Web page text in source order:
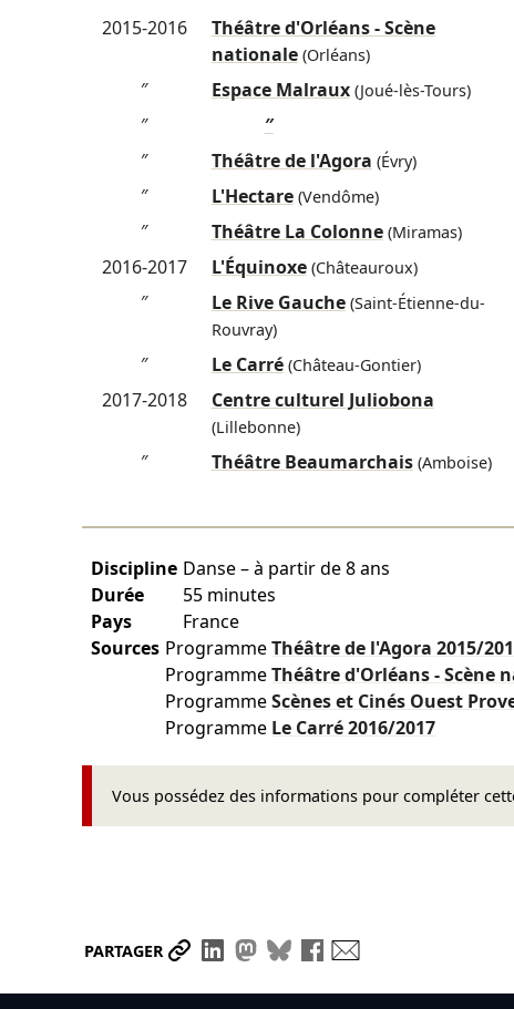
2015-2016
Théâtre d'Orléans - Scène
nationale(Orléans)
″
Espace Malraux(Joué-lès-Tours)
″ ″
″ Théâtre de l'Agora (Évry)
″ L'Hectare(Vendôme)
″
Théâtre La Colonne(Miramas)
2016-2017 L'Équinoxe(Châteauroux)
″ Le Rive Gauche(Saint-Étienne-du-
Rouvray)
″ Le Carré(Château-Gontier)
2017-2018
Centre culturel Juliobona
(Lillebonne)
″ Théâtre Beaumarchais(Amboise)
Discipline Danse – à partir de 8 ans
Durée
55 minutes
Pays
France
Sources ProgrammeThéâtre de l'Agora2015/
ProgrammeThéâtre d'Orléans - Scène
ProgrammeScènes et Cinés Ouest
Programme Le Carré2016/2017
Vous possédez des informations pour compléter
PARTAGER Partager le lien
Partager sur LinkedIn
Partager sur Mastodon
Partager sur Bluesky
Partager sur Facebook